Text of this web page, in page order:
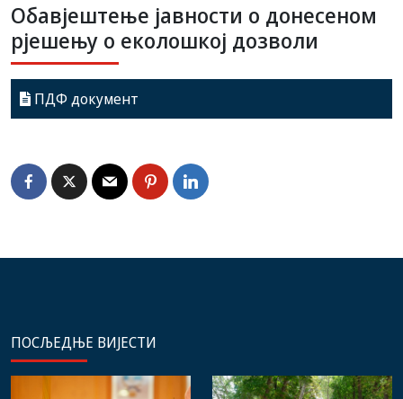
Обавјештење јавности о донесеном
рјешењу о еколошкој дозволи
ПДФ документ
ПОСЉЕДЊЕ ВИЈЕСТИ